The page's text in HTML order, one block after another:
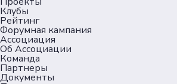
Клубы
Рейтинг
Форумная кампания
Ассоциация
Об Ассоциации
Команда
Партнеры
Документы